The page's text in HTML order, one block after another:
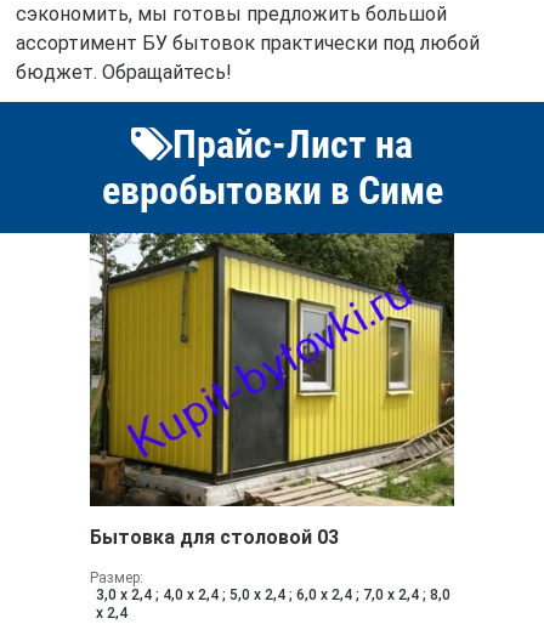
сэкономить, мы готовы предложить большой
ассортимент БУ бытовок практически под любой
бюджет. Обращайтесь!
Прайс-Лист на
евробытовки в Симе
Бытовка для столовой 03
Размер:
3,0 х 2,4 ; 4,0 х 2,4 ; 5,0 х 2,4 ; 6,0 х 2,4 ; 7,0 х 2,4 ; 8,0
х 2,4